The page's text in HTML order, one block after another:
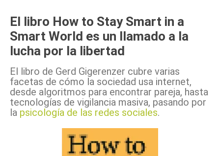
El libro How to Stay Smart in a
Smart World es un llamado a la
lucha por la libertad
El libro de Gerd Gigerenzer cubre varias
facetas de cómo la sociedad usa internet,
desde algoritmos para encontrar pareja, hasta
tecnologías de vigilancia masiva, pasando por
la psicología de las redes sociales.